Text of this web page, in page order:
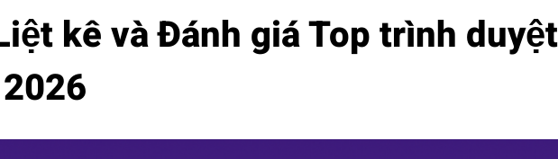
kê và Đánh giá Top trình